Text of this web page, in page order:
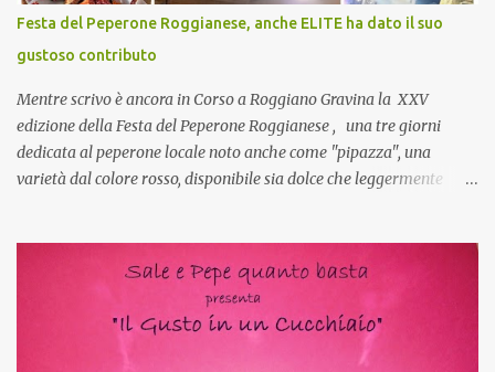
CoCo : è naturale il cibo, come sappiamo bene, funziona spesso da
collante e anche nel lavoro riesce a creare spesso l’ambiente
favorevole per molte belle opportunità, non trovi? Cuocapercaso :
Si, concordo! …addirittura si dice...
Festa del Peperone Roggianese, anche ELITE ha dato il suo
gustoso contributo
Mentre scrivo è ancora in Corso a Roggiano Gravina la XXV
edizione della Festa del Peperone Roggianese , una tre giorni
dedicata al peperone locale noto anche come "pipazza", una
varietà dal colore rosso, disponibile sia dolce che leggermente
(Pat) della Calabria. Un ingrediente versatile in cucina, utilizzato
fresco o essiccato in ricette della tradizione o in piatti innovativi.
Durante la prima serata dell'evento abbiamo avuto prova della
versatilità di questo ingrediente durante il "2° Concorso
Gastronomico di piatti a base di peperone Roggianese" ideato da